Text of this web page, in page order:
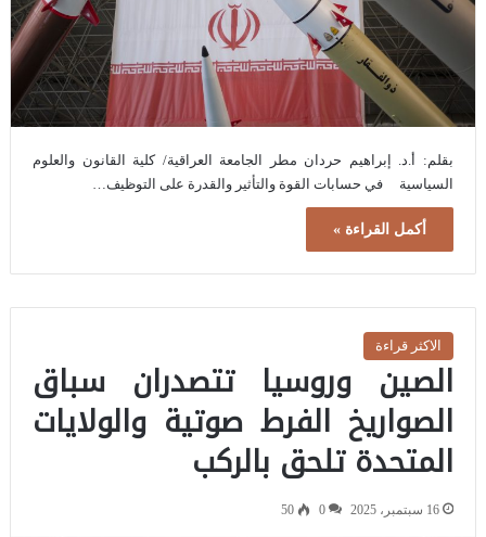
بقلم: أ.د. إبراهيم حردان مطر الجامعة العراقية/ كلية القانون والعلوم
السياسية في حسابات القوة والتأثير والقدرة على التوظيف…
أكمل القراءة »
الاكثر قراءة
الصين وروسيا تتصدران سباق
الصواريخ الفرط صوتية والولايات
المتحدة تلحق بالركب
16 سبتمبر، 2025 0
50